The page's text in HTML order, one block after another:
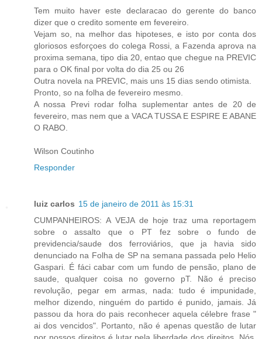
Tem muito haver este declaracao do gerente do banco
dizer que o credito somente em fevereiro.
Vejam so, na melhor das hipoteses, e isto por conta dos
gloriosos esforçoes do colega Rossi, a Fazenda aprova na
proxima semana, tipo dia 20, entao que chegue na PREVIC
para o OK final por volta do dia 25 ou 26
Outra novela na PREVIC, mais uns 15 dias sendo otimista.
Pronto, so na folha de fevereiro mesmo.
A nossa Previ rodar folha suplementar antes de 20 de
fevereiro, mas nem que a VACA TUSSA E ESPIRE E ABANE
O RABO.
Wilson Coutinho
Responder
luiz carlos 15 de janeiro de 2011 às 15:31
CUMPANHEIROS: A VEJA de hoje traz uma reportagem
sobre o assalto que o PT fez sobre o fundo de
previdencia/saude dos ferroviários, que ja havia sido
denunciado na Folha de SP na semana passada pelo Helio
Gaspari. É fáci cabar com um fundo de pensão, plano de
saude, qualquer coisa no governo pT. Não é preciso
revolução, pegar em armas, nada: tudo é impunidade,
melhor dizendo, ninguém do partido é punido, jamais. Já
passou da hora do pais reconhecer aquela célebre frase "
ai dos vencidos". Portanto, não é apenas questão de lutar
por nossos direitos é lutar pela liberdade dos direitos. Nós,